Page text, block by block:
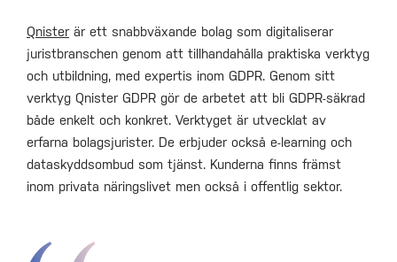
Qnisterär ett snabbväxande bolag som digitaliserar
juristbranschen genom att tillhandahålla praktiska verktyg
och utbildning, med expertis inom GDPR. Genom sitt
verktyg Qnister GDPR gör de arbetet att bli GDPR-säkrad
både enkelt och konkret. Verktyget är utvecklat av
erfarna bolagsjurister. De erbjuder också e-learning och
dataskyddsombud som tjänst. Kunderna finns främst
inom privata näringslivet men också i offentlig sektor.